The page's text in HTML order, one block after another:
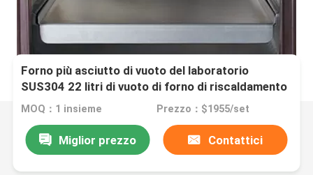
Forno più asciutto di vuoto del laboratorio
SUS304 22 litri di vuoto di forno di riscaldamento
elettrico dell'aria calda
MOQ：1 insieme Prezzo：$1955/set
Miglior prezzo Contattici